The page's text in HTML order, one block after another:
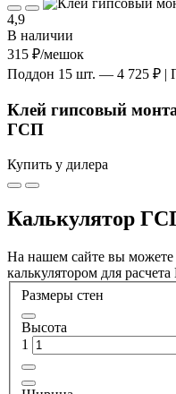
4,9
В наличии
315 ₽/мешок
Поддон 15 шт. — 4 725 ₽ |
Клей гипсовый
ГСП
Купить у дилера
Калькулятор
На нашем сайте вы можете
калькулятором для
Размеры стен
Высота
1